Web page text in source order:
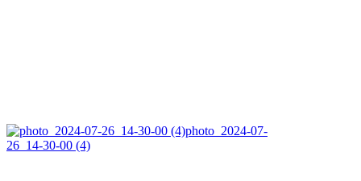
photo_2024-07-
26_14-30-00 (4)